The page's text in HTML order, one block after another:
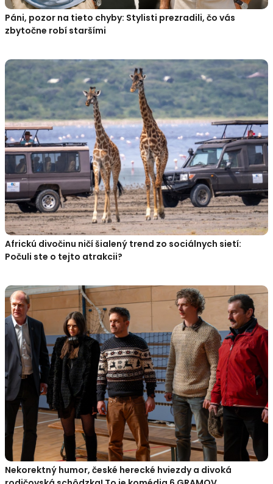
Páni, pozor na tieto chyby: Stylisti prezradili, čo vás
zbytočne robí staršími
Africkú divočinu ničí šialený trend zo sociálnych sietí:
Počuli ste o tejto atrakcii?
Nekorektný humor, české herecké hviezdy a divoká